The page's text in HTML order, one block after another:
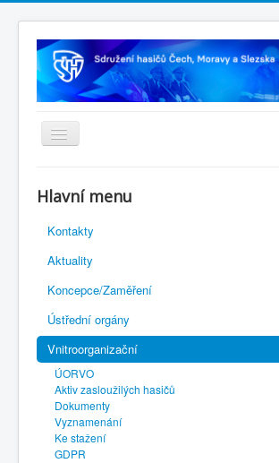
Rejstřík sportu
Novelizace Stanov SH ČMS
Plán činnosti 2026
Kalendář akcí
Výhody pro členy
Portál REDENOX
Hlavní menu
Kontakty
Aktuality
Koncepce/Zaměření
Ústřední orgány
Vnitroorganizační
ÚORVO
Aktiv zasloužilých hasičů
Dokumenty
Vyznamenání
Ke stažení
GDPR